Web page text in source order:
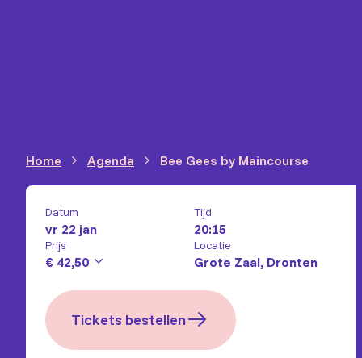
Home Agenda Bee Gees by Maincourse
Datum
vr 22 jan
Tijd
20:15
Prijs
€ 42,50
Locatie
Grote Zaal, Dronten
Tickets bestellen